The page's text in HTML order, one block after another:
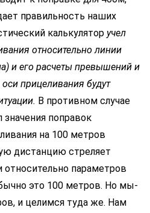
правильность наших
калькулятор учел
относительно линии
и его расчеты превышений и
прицеливания будут
В противном случае
поправок
на 100 метров
дистанцию стреляет
относительно параметров
это 100 метров. Но мы-
и целимся туда же. Нам